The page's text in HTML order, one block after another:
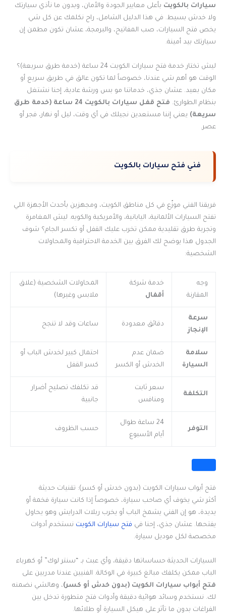
سيارات بالكويت بأعلى معايير الجودة والأمان، وبدون ما نأذي سيارتك
ولا خدش بسيط. في هذا الدليل الشامل، راح نكلمك عن كل شي
يخص فتح السيارات، صب المفاتيح، والبرمجة، عشان تكون مطمن إن
سيارتك بيد أمينة.
ليش تختار خدمة فتح سيارات الكويت 24 ساعة (خدمة طرق سريعة)؟
الوقت هو أهم شي عندنا، خصوصاً لما تكون عالق في طريق سريع أو
مكان بعيد. عشان جذي، خدماتنا مو بس ورشة عادية، إحنا نشتغل
بنظام الطوارئ. فتح قفل سيارات بالكويت
24 ساعة (خدمة طرق
سريعة) يعني إننا مستعدين نجيلك في أي وقت، ليل أو نهار، فجر أو
عصر.
فني فتح سيارات بالكويت
فريقنا الفني موزّع في كل مناطق الكويت، ومجهزين بأحدث الأجهزة اللي
تفتح السيارات الألمانية، اليابانية، والأمريكية والكويه. ليش المغامرة
وتجربة طرق تقليدية ممكن تخرب عليك القفل أو تكسر الجام؟ شوف
الجدول هذا يوضح لك الفرق بين الخدمة الاحترافية والمحاولات
الشخصية:
وجه
المقارنة
خدمة شركة
أقفال
المحاولات الشخصية (علاق
ملابس وغيرها)
سرعة
الإنجاز
دقائق معدودة ساعات وقد لا تنجح
سلامة
السيارة
ضمان عدم
الخدش أو الكسر
احتمال كبير لخدش الباب أو
كسر القفل
التكلفة
سعر ثابت
ومنافس
قد تكلفك تصليح أضرار
جانبية
التوفر
24 ساعة طوال
أيام الأسبوع
حسب الظروف
فتح أبواب سيارات الكويت (بدون خدش أو كسر): تقنيات حديثة
أكثر شي يخوف أي صاحب سيارة، خصوصاً إذا كانت سيارة فخمة أو
يديدة، هو إن الفني يشمخ الباب أو يخرب ربلات الدرايش وهو يحاول
يفتحها. عشان جذي، إحنا في فتح سيارات الكويت نستخدم أدوات
مخصصة لكل موديل سيارة.
السيارات الحديثة حساساتها دقيقة، وأي عبث بـ “سنتر لوك” أو كهرباء
الباب ممكن يكلفك مبالغ كبيرة في الوكالة. الفنيين عندنا مدربين على
فتح أبواب سيارات الكويت (بدون خدش أو كسر)، وهالشي نضمنه
لك. نستخدم وسائد هوائية دقيقة وأدوات فتح متطورة تدخل بين
الفراغات بدون ما تأثر على هيكل السيارة أو طلائها.